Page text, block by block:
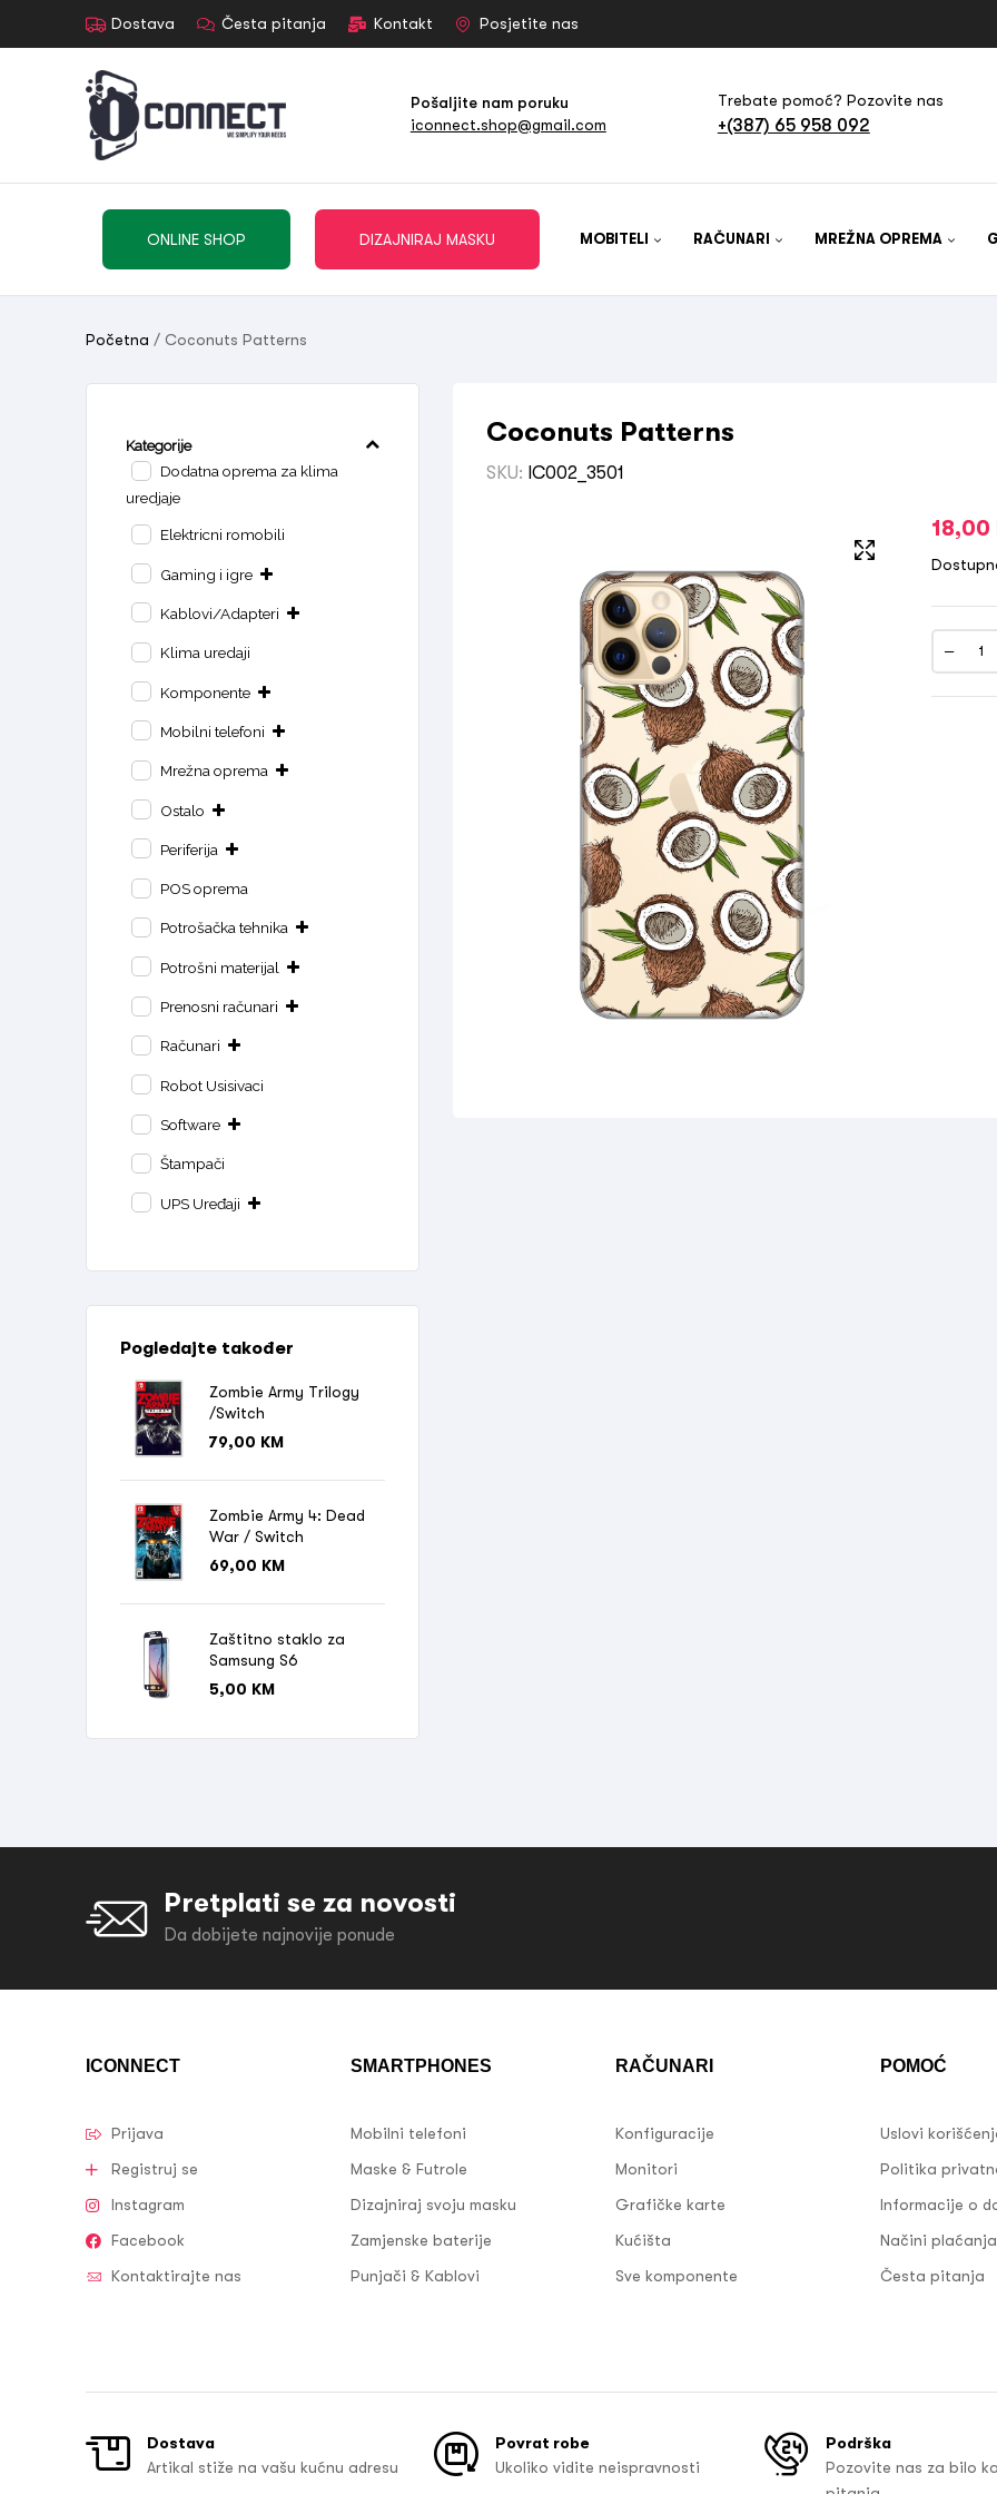
Dostava Česta pitanja Kontakt Posjetite nas
Pošaljite nam poruku
iconnect.shop@gmail.com
Trebate pomoć? Pozovite nas
+(387) 65 958 092
ONLINE SHOP DIZAJNIRAJ MASKU MOBITELI RAČUNARI MREŽNA OPREMA
Početna / Coconuts Patterns
Coconuts Patterns
SKU: IC002_3501
18,00
Kategorije
Dodatna oprema za klima
uredjaje
Elektricni romobili
Gaming i igre
Kablovi/Adapteri
Klima uredaji
Komponente
Mobilni telefoni
Mrežna oprema
Ostalo
Periferija
POS oprema
Potrošačka tehnika
Potrošni materijal
Prenosni računari
Računari
Robot Usisivaci
Software
Štampači
UPS Uređaji
Pogledajte također
Zombie Army Trilogy
/Switch
79,00 KM
Zombie Army 4: Dead
War / Switch
69,00 KM
Zaštitno staklo za
Samsung S6
5,00 KM
Pretplati se za novosti
Da dobijete najnovije ponude
ICONNECT
Prijava
Registruj se
Instagram
Facebook
Kontaktirajte nas
SMARTPHONES
Mobilni telefoni
Maske & Futrole
Dizajniraj svoju masku
Zamjenske baterije
Punjači & Kablovi
RAČUNARI
Konfiguracije
Monitori
Grafičke karte
Kućišta
Sve komponente
POMOĆ
Uslovi
Politika
Informacije o
Načini plaćanja
Česta pitanja
Dostava
Artikal stiže na vašu kućnu adresu
Povrat robe
Ukoliko vidite neispravnosti
Podrška
Pozovite nas za bilo